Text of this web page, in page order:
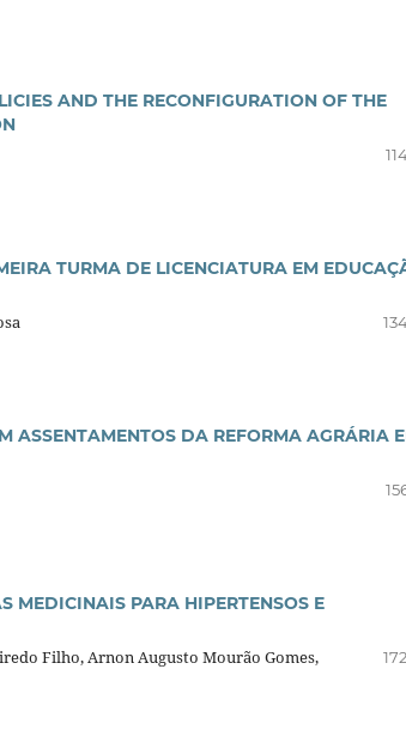
AND THE RECONFIGURATION OF THE
TURMA DE LICENCIATURA EM
ASSENTAMENTOS DA REFORMA AGRÁRIA
MEDICINAIS PARA HIPERTENSOS E
Filho, Arnon Augusto Mourão Gomes,